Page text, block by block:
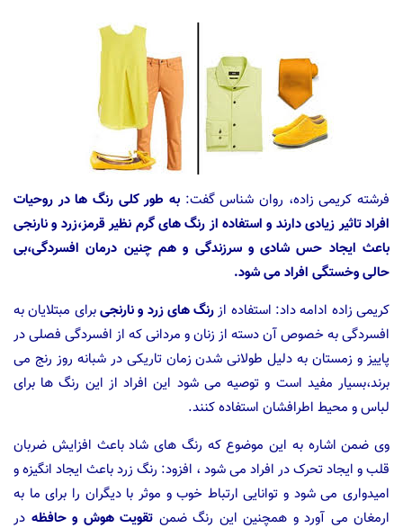
فرشته کریمی زاده، روان شناس گفت: به طور کلی رنگ ها در روحیات
افراد تاثیر زیادی دارند و استفاده از رنگ های گرم نظیر قرمز،زرد و نارنجی
باعث ایجاد حس شادی و سرزندگی و هم چنین درمان افسردگی،بی
حالی وخستگی افراد می شود.
کریمی زاده ادامه داد: استفاده ازرنگ های زرد و نارنجیبرای مبتلایان به
افسردگی به خصوص آن دسته از زنان و مردانی که از افسردگی فصلی در
پاییز و زمستان به دلیل طولانی شدن زمان تاریکی در شبانه روز رنج می
برند،بسیار مفید است و توصیه می شود این افراد از این رنگ ها برای
لباس و محیط اطرافشان استفاده کنند.
وی ضمن اشاره به این موضوع که رنگ های شاد باعث افزایش ضربان
قلب و ایجاد تحرک در افراد می شود ، افزود: رنگ زرد باعث ایجاد انگیزه و
امیدواری می شود و توانایی ارتباط خوب و موثر با دیگران را برای ما به
ارمغان می آورد و همچنین این رنگ ضمن تقویت هوش و حافظه در